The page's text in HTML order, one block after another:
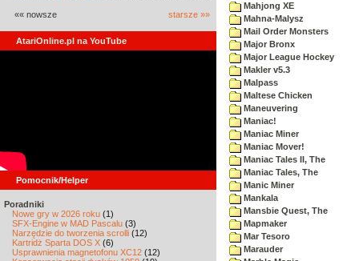
«« nowsze starsze »»
AtariOnline.pl na YouTube
Pomocnik/Helper
Poradniki
Nowe gry w 2026 roku (1)
SFX-Engine w MAD Pascalu (3)
Narzędzie do tworzenia scrolli (12)
Kartridż Sparta DOS X (6)
Usprawnienia magnetofonu XC12 (12)
Mahjong XE
Mahna-Malysz
Mail Order Monsters
Major Bronx
Major League Hockey
Makler v5.3
Malpass
Maltese Chicken
Maneuvering
Maniac!
Maniac Miner
Maniac Mover!
Maniac Tales II, The
Maniac Tales, The
Manic Miner
Mankala
Mansbie Quest, The
Mapmaker
Mar Tesoro
Marauder